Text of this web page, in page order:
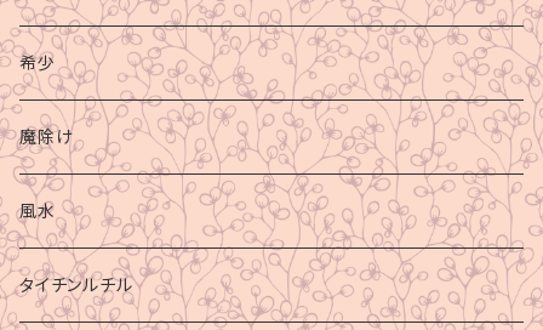
希少
魔除け
風水
タイチンルチル